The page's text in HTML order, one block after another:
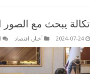
تكالة يبحث مع الصور
2024-07-24 أخبار , اقتصاد